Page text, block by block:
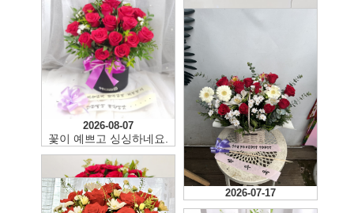
2026-08-07
꽃이 예쁘고 싱싱하네요.
2026-08-04
2026-07-17